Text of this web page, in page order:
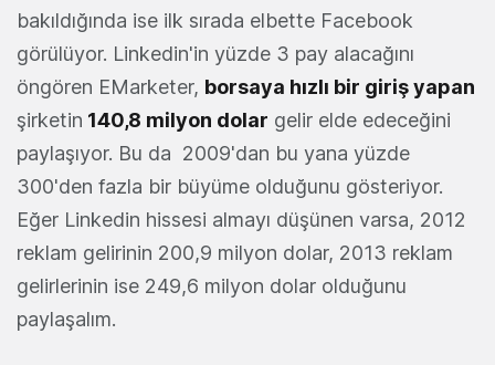
bakıldığında ise ilk sırada elbette Facebook
görülüyor. Linkedin'in yüzde 3 pay alacağını
öngören EMarketer, borsaya hızlı bir giriş yapan
şirketin 140,8 milyon dolar gelir elde edeceğini
paylaşıyor. Bu da 2009'dan bu yana yüzde
300'den fazla bir büyüme olduğunu gösteriyor.
Eğer Linkedin hissesi almayı düşünen varsa, 2012
reklam gelirinin 200,9 milyon dolar, 2013 reklam
gelirlerinin ise 249,6 milyon dolar olduğunu
paylaşalım.